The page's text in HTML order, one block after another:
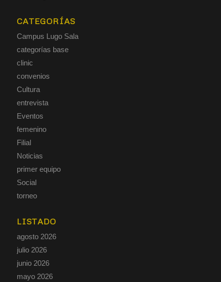
CATEGORÍAS
Campus Lugo Sala
categorías base
clinic
convenios
Cultura
entrevista
Eventos
femenino
Filial
Noticias
primer equipo
Social
torneo
LISTADO
agosto 2026
julio 2026
junio 2026
mayo 2026